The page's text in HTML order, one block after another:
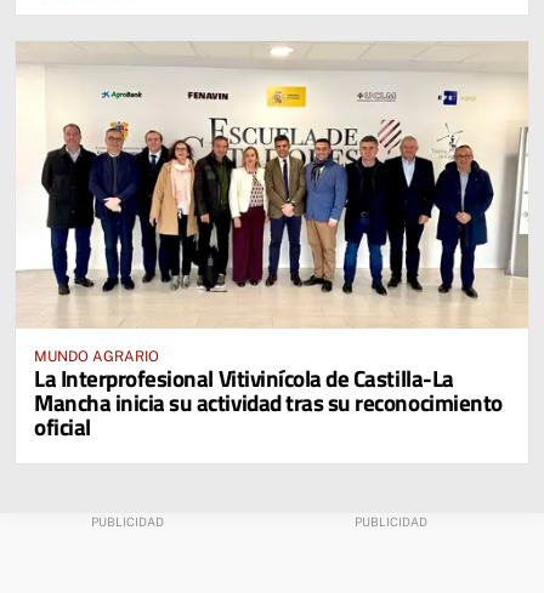
MUNDO AGRARIO
La Interprofesional Vitivinícola de Castilla-La
Mancha inicia su actividad tras su reconocimiento
oficial